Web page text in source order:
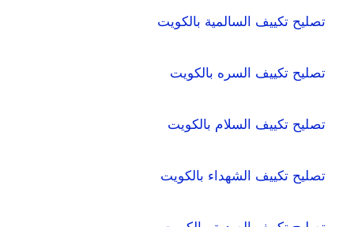
تصليح تكييف السالمية بالكويت
تصليح تكييف السره بالكويت
تصليح تكييف السلام بالكويت
تصليح تكييف الشهداء بالكويت